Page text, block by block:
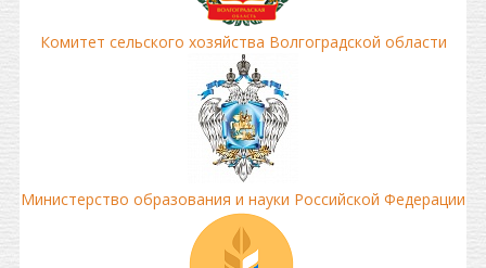
Комитет сельского хозяйства Волгоградской области
Министерство образования и науки Российской Федерации